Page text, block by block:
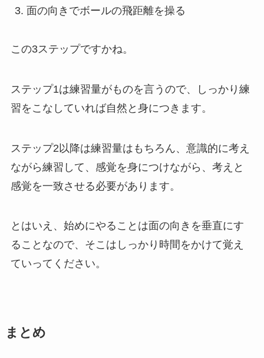
面の向きでボールの飛距離を操る
この3ステップですかね。
ステップ1は練習量がものを言うので、しっかり練
習をこなしていれば自然と身につきます。
ステップ2以降は練習量はもちろん、意識的に考え
ながら練習して、感覚を身につけながら、考えと
感覚を一致させる必要があります。
とはいえ、始めにやることは面の向きを垂直にす
ることなので、そこはしっかり時間をかけて覚え
ていってください。
まとめ